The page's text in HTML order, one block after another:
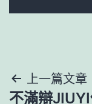
文上一篇文章
不滿辯